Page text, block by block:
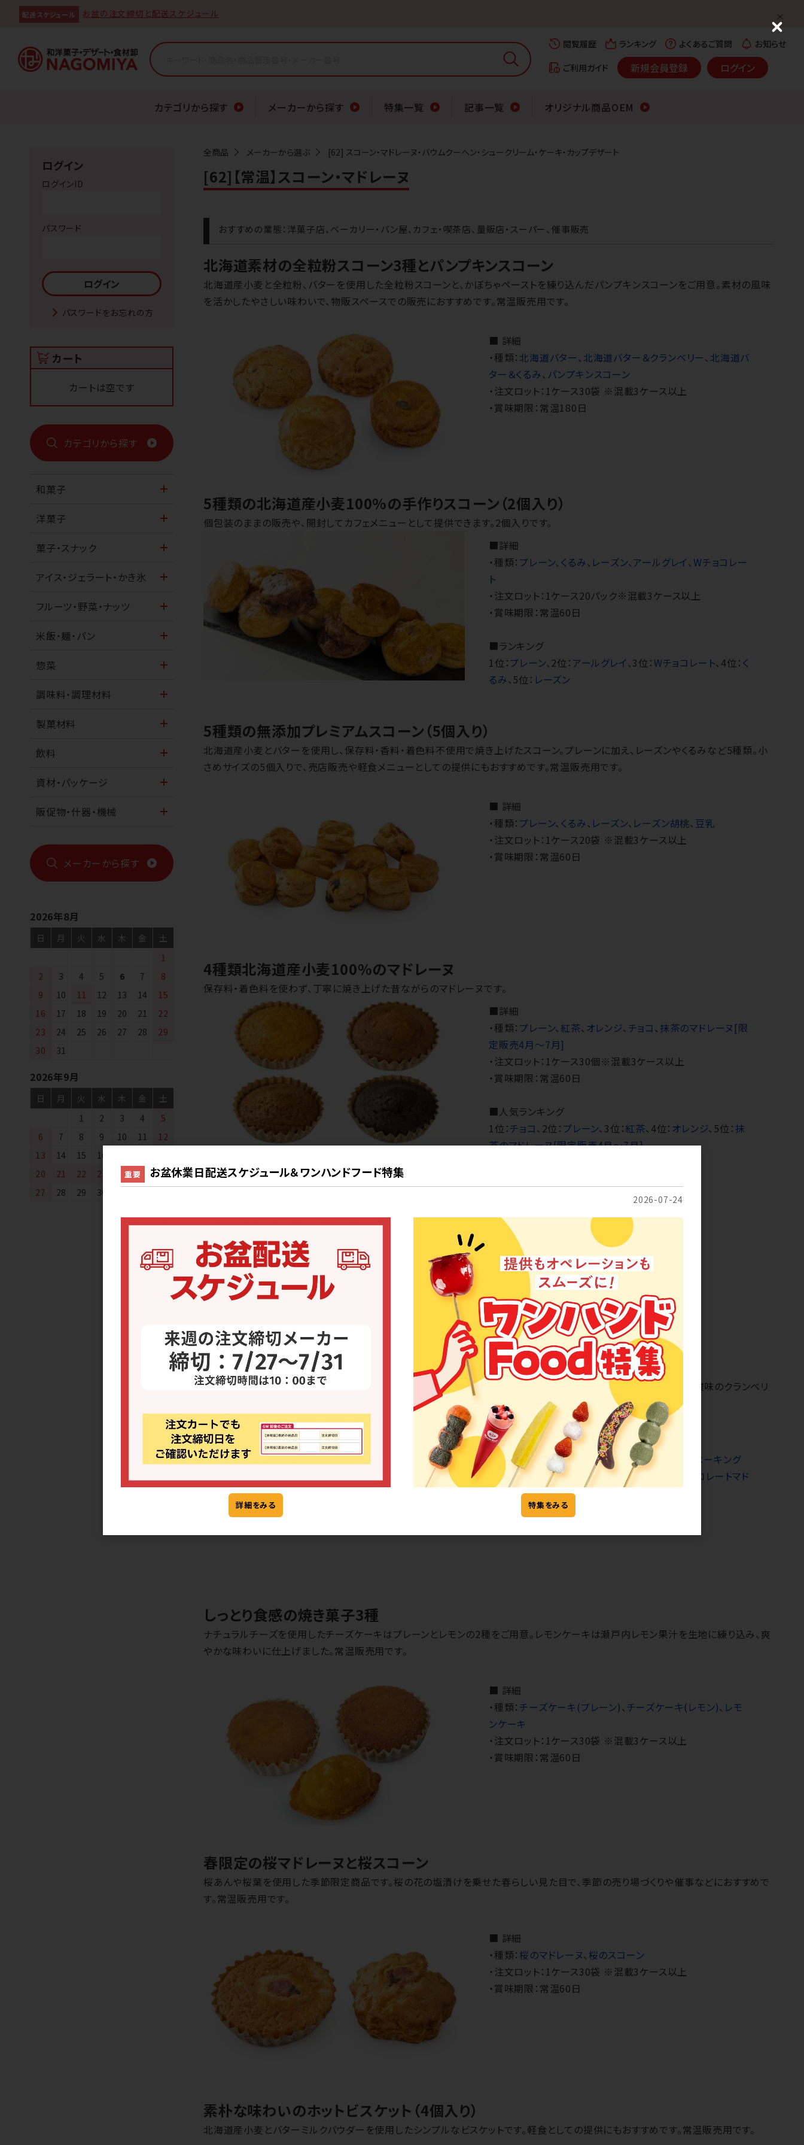
配送スケジュール お盆の注文締切と配送スケジュール
閲覧履歴 ランキング よくあるご質問
お知らせ
ご利用ガイド
新規会員登録 ログイン
カテゴリから探す メーカーから探す 特集一覧 記事一覧 オリジナル商品OEM
全商品 メーカーから選ぶ [62] スコーン・マドレーヌ・バウムクーヘン・シュークリーム・ケーキ・カップデザート
[62]【常温】スコーン・マドレーヌ
おすすめの業態：洋菓子店、ベーカリー・パン屋、カフェ・喫茶店、量販店・スーパー、催事販売
北海道素材の全粒粉スコーン3種とパンプキンスコーン
北海道産小麦と全粒粉、バターを使用した全粒粉スコーンと、かぼちゃペーストを練り込んだパンプキンスコーンをご用意。素材の風味
を活かしたやさしい味わいで、物販スペースでの販売におすすめです。常温販売用です。
■ 詳細
・種類： 北海道バター、 北海道バター＆クランベリー、 北海道バ
ター＆くるみ、 パンプキンスコーン
・注文ロット：1ケース30袋 ※混載3ケース以上
・賞味期限：常温180日
5種類の北海道産小麦100%の手作りスコーン（2個入り）
個包装のままの販売や、開封してカフェメニューとして提供できます。2個入りです。
■詳細
・種類： プレーン、 くるみ、 レーズン、アールグレイ、Wチョコレー
ト
・注文ロット：1ケース20パック※混載3ケース以上
・賞味期限：常温60日
■ランキング
1位：プレーン、2位： アールグレイ、3位：Wチョコレート、4位： く
るみ、5位： レーズン
5種類の無添加プレミアムスコーン（5個入り）
北海道産小麦とバターを使用し、保存料・香料・着色料不使用で焼き上げたスコーン。プレーンに加え、レーズンやくるみなど5種類。小
さめサイズの5個入りで、売店販売や軽食メニューとしての提供にもおすすめです。常温販売用です。
■ 詳細
・種類： プレーン、 くるみ、 レーズン、 レーズン胡桃、 豆乳
・注文ロット：1ケース20袋 ※混載3ケース以上
・賞味期限：常温60日
4種類北海道産小麦100%のマドレーヌ
保存料・着色料を使わず、丁寧に焼き上げた昔ながらのマドレーヌです。
■詳細
・種類： プレーン、 紅茶、 オレンジ、 チョコ、 抹茶のマドレーヌ[限
定販売4月～7月]
・注文ロット：1ケース30個※混載3ケース以上
・賞味期限：常温60日
■人気ランキング
1位：チョコ、2位： プレーン、3位：紅茶、4位： オレンジ、5位： 抹
茶のマドレーヌ[限定販売4月～7月]
こだわり卵のマドレーヌ
食彩卵にこだわったマドレーヌ、瀬戸内産レモン果汁のさわやかな風味です。
・種類：
こだわり卵のマドレーヌ
・注文ロット：1ケース30個※混載3ケース以上
・賞味期限：常温60日
ベーキングパウダー不使用マドレーヌ2種と期間限定チョコレートマドレーヌ
北海道バターを使用し、膨張剤や保存料などの添加物を使用せずに焼き上げたマドレーヌは、プレーンとさわやかな酸味のクランベリ
ーの2種類のご用意です。チョコレートマドレーヌは期間限定での販売となります。常温販売用です。
■ 詳細
・種類：ベーキングパウダー不使用のマドレーヌ
ベーキング
パウダー不使用のマドレーヌ(クランベリー)
チョコレートマド
レーヌ[限定販売12月～1月]
・注文ロット：1ケース30袋 ※混載3ケース以上
しっとり食感の焼き菓子3種
ナチュラルチーズを使用したチーズケーキはプレーンとレモンの2種をご用意。レモンケーキは瀬戸内レモン果汁を生地に練り込み、爽
やかな味わいに仕上げました。常温販売用です。
■ 詳細
・種類： チーズケーキ(プレーン)、 チーズケーキ(レモン)、 レモ
ンケーキ
・注文ロット：1ケース30袋 ※混載3ケース以上
・賞味期限：常温60日
春限定の桜マドレーヌと桜スコーン
桜あんや桜葉を使用した季節限定商品です。桜の花の塩漬けを乗せた春らしい見た目で、季節の売り場づくりや催事などにおすすめで
す。常温販売用です。
■ 詳細
・種類：桜のマドレーヌ、桜のスコーン
・注文ロット：1ケース30袋 ※混載3ケース以上
・賞味期限：常温60日
素朴な味わいのホットビスケット（4個入り）
北海道産小麦とバターミルクパウダーを使用したシンプルなビスケットです。軽食としての提供にもおすすめです。常温販売用です。
ログイン
ログインID
パスワード
パスワードをお忘れの方
カート
カートは空です
カテゴリから探す
和菓子
洋菓子
菓子・スナック
アイス・ジェラート・かき氷
フルーツ・野菜・ナッツ
米飯・麺・パン
惣菜
調味料・調理材料
製菓材料
飲料
資材・パッケージ
販促物・什器・機械
メーカーから探す
2026年8月
日 月 火 水 木 金
土
1
2
3 4 5 6 7
8
9
10 11 12 13 14
15
16
17 18 19 20 21
22
23
24 25 26 27 28
29
30
31
2026年9月
日 月 火 水 木 金
土
1
2 3 4
5
6
7 8 9 10 11
12
13
14 15 16
20
21 22 23 24 25
26
27
28 29 30
重要 お盆休業日配送スケジュール＆ワンハンドフード特集
2026-07-24
詳細をみる 特集をみる
C
l